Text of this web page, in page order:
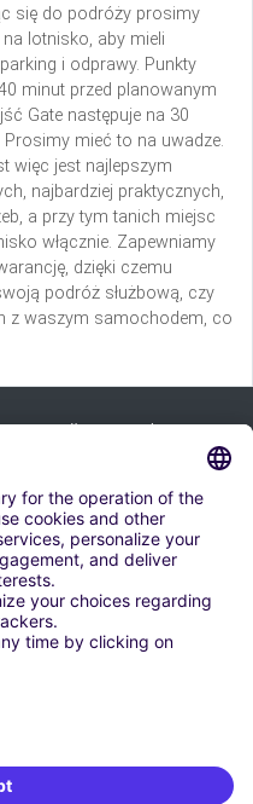
się do podróży prosimy
lotnisko, aby mieli
i odprawy. Punkty
minut przed planowanym
Gate następuje na 30
mieć to na uwadze.
więc jest najlepszym
najbardziej praktycznych,
a przy tym tanich miejsc
włącznie. Zapewniamy
dzięki czemu
podróż służbową, czy
z waszym samochodem, co
naše ponude:
se